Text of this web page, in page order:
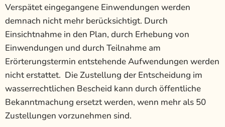
Verspätet eingegangene Einwendungen werden
demnach nicht mehr berücksichtigt. Durch
Einsichtnahme in den Plan, durch Erhebung von
Einwendungen und durch Teilnahme am
Erörterungstermin entstehende Aufwendungen werden
nicht erstattet. Die Zustellung der Entscheidung im
wasserrechtlichen Bescheid kann durch öffentliche
Bekanntmachung ersetzt werden, wenn mehr als 50
Zustellungen vorzunehmen sind.